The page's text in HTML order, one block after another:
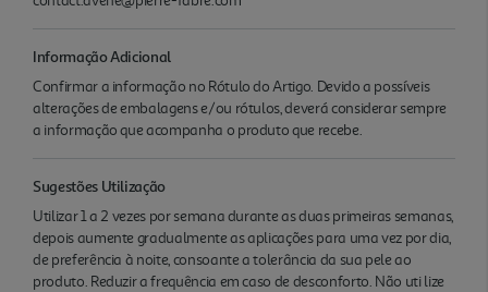
Informação Adicional
Confirmar a informação no Rótulo do Artigo. Devido a possíveis
alterações de embalagens e/ou rótulos, deverá considerar sempre
a informação que acompanha o produto que recebe.
Sugestões Utilização
Utilizar 1 a 2 vezes por semana durante as duas primeiras semanas,
depois aumente gradualmente as aplicações para uma vez por dia,
de preferência à noite, consoante a tolerância da sua pele ao
produto. Reduzir a frequência em caso de desconforto. Não uti lize